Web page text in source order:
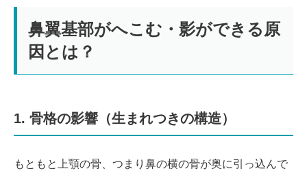
鼻翼基部がへこむ・影ができる原
因とは？
1. 骨格の影響（生まれつきの構造）
もともと上顎の骨、つまり鼻の横の骨が奥に引っ込んで